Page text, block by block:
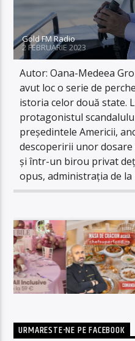
Gold FM Radio
2 FEBRUARIE 2023
Autor: Oana-Medeea
avut loc o serie de
istoria celor două state.
protagonistul
președintele Americii,
descoperirii unor
și într-un birou privat
opus, administrația de la
URMARESTE-NE PE FACEBOOK